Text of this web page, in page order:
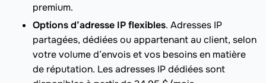
premium.
Options d’adresse IP flexibles. Adresses IP
partagées, dédiées ou appartenant au client, selon
votre volume d’envois et vos besoins en matière
de réputation. Les adresses IP dédiées sont